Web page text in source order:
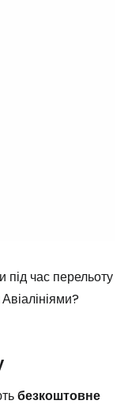
під час перельоту
безкоштовне